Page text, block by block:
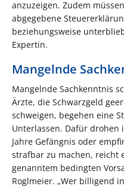
anzuzeigen. Zudem
abgegebene
beziehungsweise
Expertin.
Mangelnde
Mangelnde Sachkenntnis
Ärzte, die Schwarzgeld
schweigen, begehen eine
Unterlassen. Dafür
Jahre Gefängnis oder
strafbar zu machen, reicht
genanntem bedingten
Roglmeier. „Wer billigend